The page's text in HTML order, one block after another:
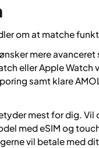
om at matche
mere
eller Apple
samt klare
mest for dig. Vil
med eSIM og
vil betale med